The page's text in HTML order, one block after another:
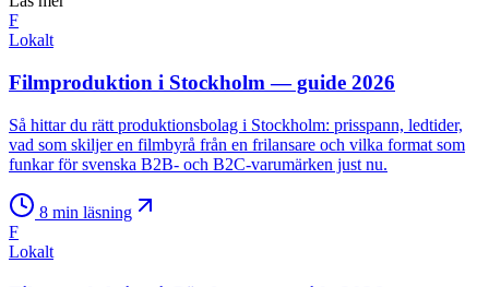
F
Lokalt
Filmproduktion i Stockholm — guide 2026
Så hittar du rätt produktionsbolag i Stockholm: prisspann, ledtider,
vad som skiljer en filmbyrå från en frilansare och vilka format som
funkar för svenska B2B- och B2C-varumärken just nu.
8 min läsning
F
Lokalt